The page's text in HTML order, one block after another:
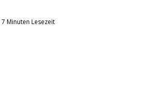
7 Minuten Lesezeit